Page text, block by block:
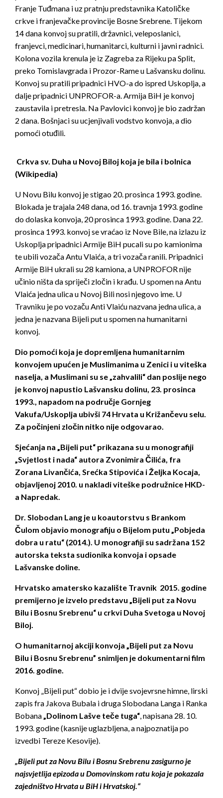
Franje Tuđmana i uz pratnju predstavnika Katoličke
crkve i franjevačke provincije Bosne Srebrene. Tijekom
14 dana konvoj su pratili, državnici, veleposlanici,
franjevci, medicinari, humanitarci, kulturni i javni radnici.
Kolona vozila krenula je iz Zagreba za Rijeku pa Split,
preko Tomislavgrada i Prozor-Rame u Lašvansku dolinu.
Konvoj su pratili pripadnici HVO-a do ispred Uskoplja, a
dalje pripadnici UNPROFOR-a. Armija BiH je konvoj
zaustavila i pretresla. Na Pavlovici konvoj je bio zadržan
2 dana. Bošnjaci su ucjenjivali vodstvo konvoja, a dio
pomoći otuđili.
Crkva sv. Duha u Novoj Biloj koja je bila i bolnica
(Wikipedia)
U Novu Bilu konvoj je stigao 20. prosinca 1993. godine.
Blokada je trajala 248 dana, od 16. travnja 1993. godine
do dolaska konvoja, 20 prosinca 1993. godine. Dana 22.
prosinca 1993. konvoj se vraćao iz Nove Bile, na izlazu iz
Uskoplja pripadnici Armije BiH pucali su po kamionima
te ubili vozača Antu Vlaića, a tri vozača ranili. Pripadnici
Armije BiH ukrali su 28 kamiona, a UNPROFOR nije
učinio ništa da spriječi zločin i krađu. U spomen na Antu
Vlaića jedna ulica u Novoj Bili nosi njegovo ime. U
Travniku je po vozaču Anti Vlaiću nazvana jedna ulica, a
jedna je nazvana Bijeli put u spomen na humanitarni
konvoj.
Dio pomoći koja je dopremljena humanitarnim
konvojem upućen je Muslimanima u Zenici i u viteška
naselja, a Muslimani su se „zahvalili“ dan poslije nego
je konvoj napustio Lašvansku dolinu, 23. prosinca
1993., napadom na područje Gornjeg
Vakufa/Uskoplja ubivši 74 Hrvata u Križančevu selu.
Za počinjeni zločin nitko nije odgovarao.
Sjećanja na „Bijeli put“ prikazana su u monografiji
„Svjetlost i nada“ autora Zvonimira Čilića, fra
Zorana Livančića, Srećka Stipovića i Željka Kocaja,
objavljenoj 2010. u nakladi viteške podružnice HKD-
a Napredak.
Dr. Slobodan Lang je u koautorstvu s Brankom
Čulom objavio monografiju o Bijelom putu „Pobjeda
dobra u ratu“ (2014.). U monografiji su sadržana 152
autorska teksta sudionika konvoja i opsade
Lašvanske doline.
Hrvatsko amatersko kazalište Travnik 2015. godine
premijerno je izvelo predstavu „Bijeli put za Novu
Bilu i Bosnu Srebrenu“ u crkvi Duha Svetoga u Novoj
Biloj.
O humanitarnoj akciji konvoja „Bijeli put za Novu
Bilu i Bosnu Srebrenu” snimljen je dokumentarni film
2016. godine.
Konvoj „Bijeli put“ dobio je i dvije svojevrsne himne, lirski
zapis fra Jakova Bubala i druga Slobodana Langa i Ranka
Bobana„Dolinom Lašve teče tuga“, napisana 28. 10.
1993. godine (kasnije uglazbljena, a najpoznatija po
izvedbi Tereze Kesovije).
„Bijeli put za Novu Bilu i Bosnu Srebrenu zasigurno je
najsvjetlija epizoda u Domovinskom ratu koja je pokazala
zajedništvo Hrvata u BiH i Hrvatskoj.“